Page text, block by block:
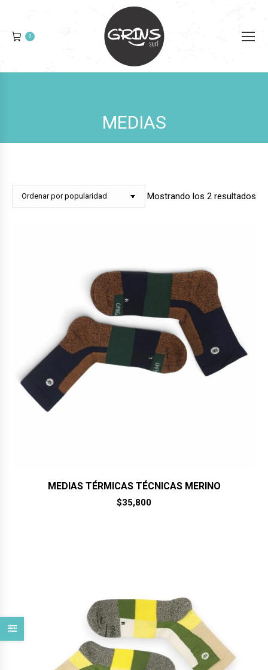
0
MEDIAS
Mostrando los 2 resultados
MEDIAS TÉRMICAS TÉCNICAS MERINO
$35,800